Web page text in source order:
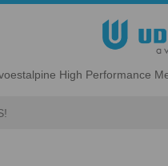
High Performance